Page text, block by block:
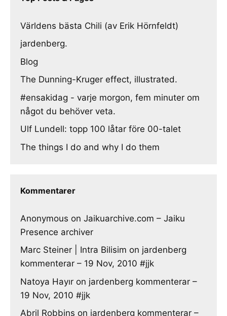
Världens bästa Chili (av Erik Hörnfeldt)
jardenberg.
Blog
The Dunning-Kruger effect, illustrated.
#ensakidag - varje morgon, fem minuter om
något du behöver veta.
Ulf Lundell: topp 100 låtar före 00-talet
The things I do and why I do them
Kommentarer
Anonymous on Jaikuarchive.com – Jaiku
Presence archiver
Marc Steiner | Intra Bilisim on jardenberg
kommenterar – 19 Nov, 2010 #jjk
Natoya Hayır on jardenberg kommenterar –
19 Nov, 2010 #jjk
Abril Robbins on jardenberg kommenterar –